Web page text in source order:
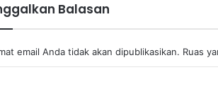
Balasan
email Anda tidak akan dipublikasikan. Ruas